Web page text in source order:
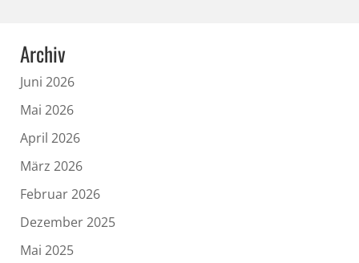
Archiv
Juni 2026
Mai 2026
April 2026
März 2026
Februar 2026
Dezember 2025
Mai 2025